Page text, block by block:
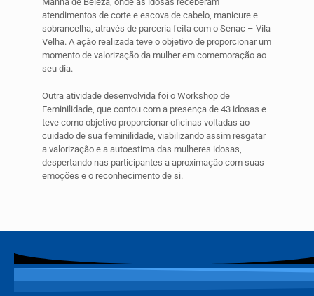
atendimentos de corte e escova de cabelo, manicure e
sobrancelha, através de parceria feita com o Senac – Vila
Velha. A ação realizada teve o objetivo de proporcionar um
momento de valorização da mulher em comemoração ao
seu dia.
Outra atividade desenvolvida foi o Workshop de
Feminilidade, que contou com a presença de 43 idosas e
teve como objetivo proporcionar oficinas voltadas ao
cuidado de sua feminilidade, viabilizando assim resgatar
a valorização e a autoestima das mulheres idosas,
despertando nas participantes a aproximação com suas
emoções e o reconhecimento de si.